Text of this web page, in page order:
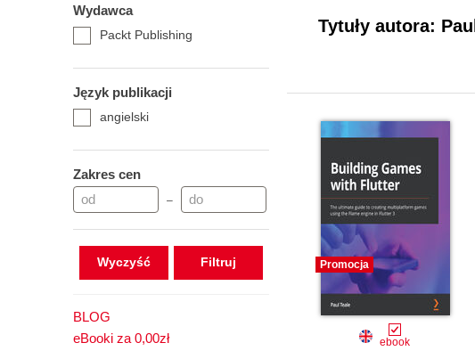
Wydawca
Packt Publishing
Język publikacji
angielski
Zakres cen
–
Wyczyść
BLOG
eBooki za 0,00zł
Tytuły autora:
Promocja
ebook